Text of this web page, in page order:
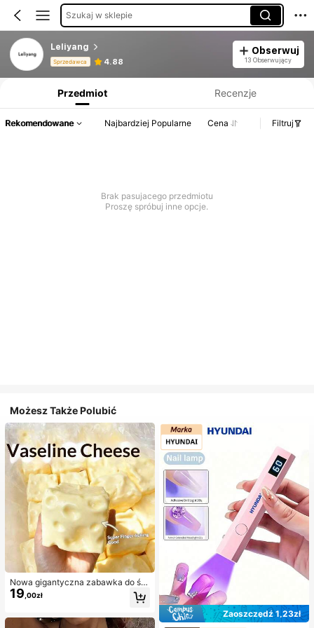
Szukaj w sklepie
Leliyang
Sprzedawca 4.88
Obserwuj
13 Obserwujący
Przedmiot Recenzje
Rekomendowane Najbardziej Popularne Cena Filtruj
Brak pasujacego przedmiotu
Proszę spróbuj inne opcje.
Możesz Także Polubić
Nowa gigantyczna zabawka do ści
skania w kształcie sera z nadzienie
m, kwadratowa piłka serowa do ści
a, powolne odbijanie, obudowa z T
19,00zł
Zaoszczędź 1,23zł